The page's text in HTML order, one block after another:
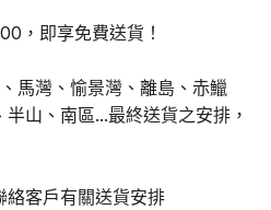
，即享免費送貨！
馬灣、愉景灣、離島、赤鱲
山、南區...最終送貨之安排，
絡客戶有關送貨安排